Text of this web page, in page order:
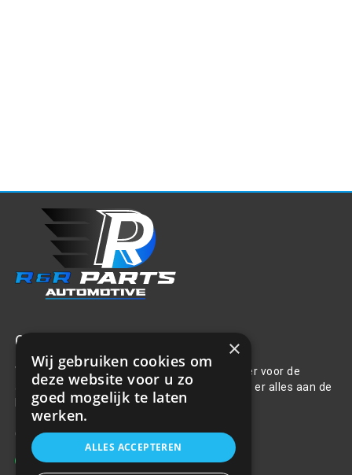
Over ons
Welkom bij R&R Parts Automotive, uw partner voor de
aanschaf van alle auto accessoires. Wij doen er alles aan de
beste selectie, service & prijs te bieden.
Contact
+31(0)85 486 83 17
×
Wij gebruiken cookies om
deze website voor u zo
goed mogelijk te laten
werken.
ALLES ACCEPTEREN